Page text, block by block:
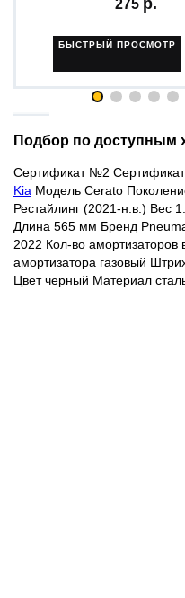
275
БЫСТРЫЙ ПРОСМОТР
Подбор по доступным
Сертификат №2 Сертификат
Kia Модель Cerato
Рестайлинг (2021-н.в.) Вес
Длина 565 мм Бренд
2022 Кол-во амортизаторов
амортизатора газовый
Цветчерный Материал